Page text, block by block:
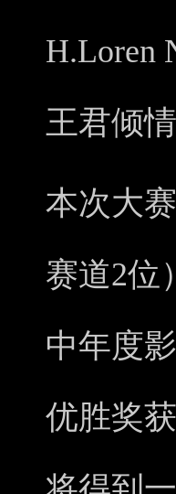
H.Loren
王君倾
本次大
赛道2位
中年度
优胜奖